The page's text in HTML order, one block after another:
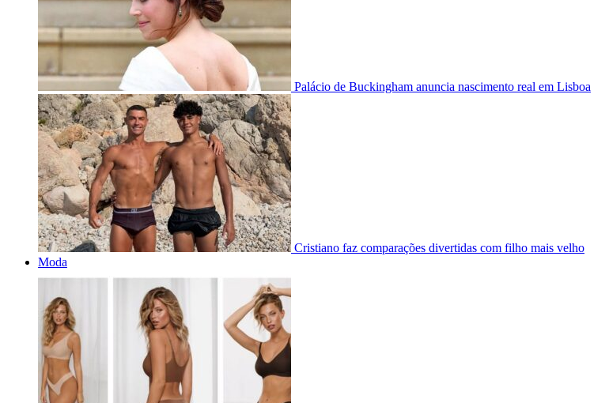
Palácio de Buckingham anuncia nascimento real em Lisboa
Cristiano faz comparações divertidas com filho mais velho
Moda